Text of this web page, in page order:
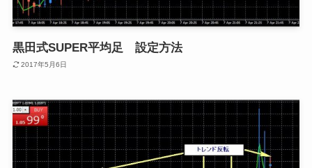
黒田式SUPER平均足 設定方法
2017年5月6日